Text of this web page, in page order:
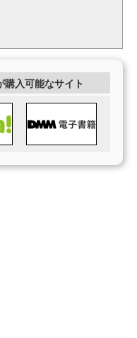
購入可能なサイト